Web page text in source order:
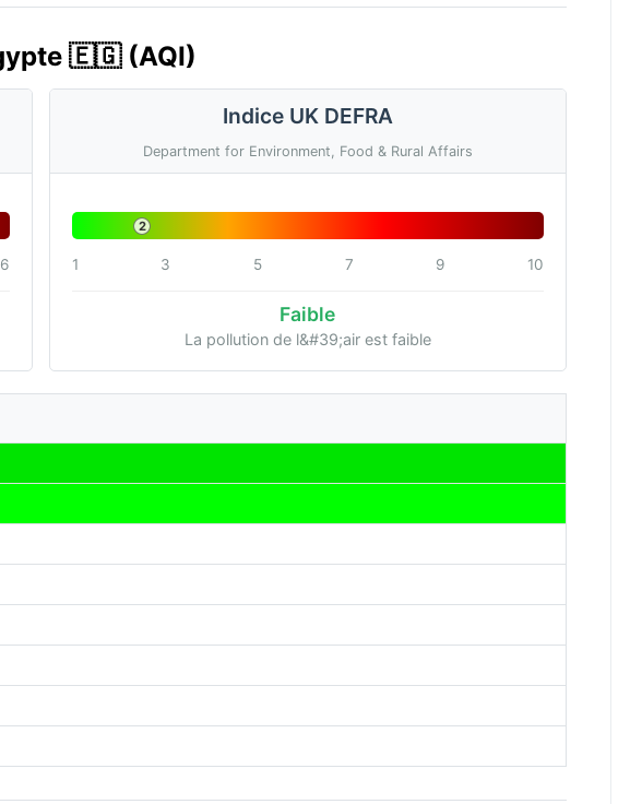
🇪🇬 (AQI)
6
Indice UK DEFRA
Department for Environment, Food & Rural Affairs
2
1 3 5 7 9 10
Faible
La pollution de l&#39;air est faible